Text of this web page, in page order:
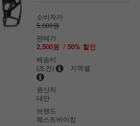
소비자가
5,000원
판매가
2,500원 / 50% 할인
배송비
(조건)
지역별
원산지
대만
브랜드
웨스트바이킹